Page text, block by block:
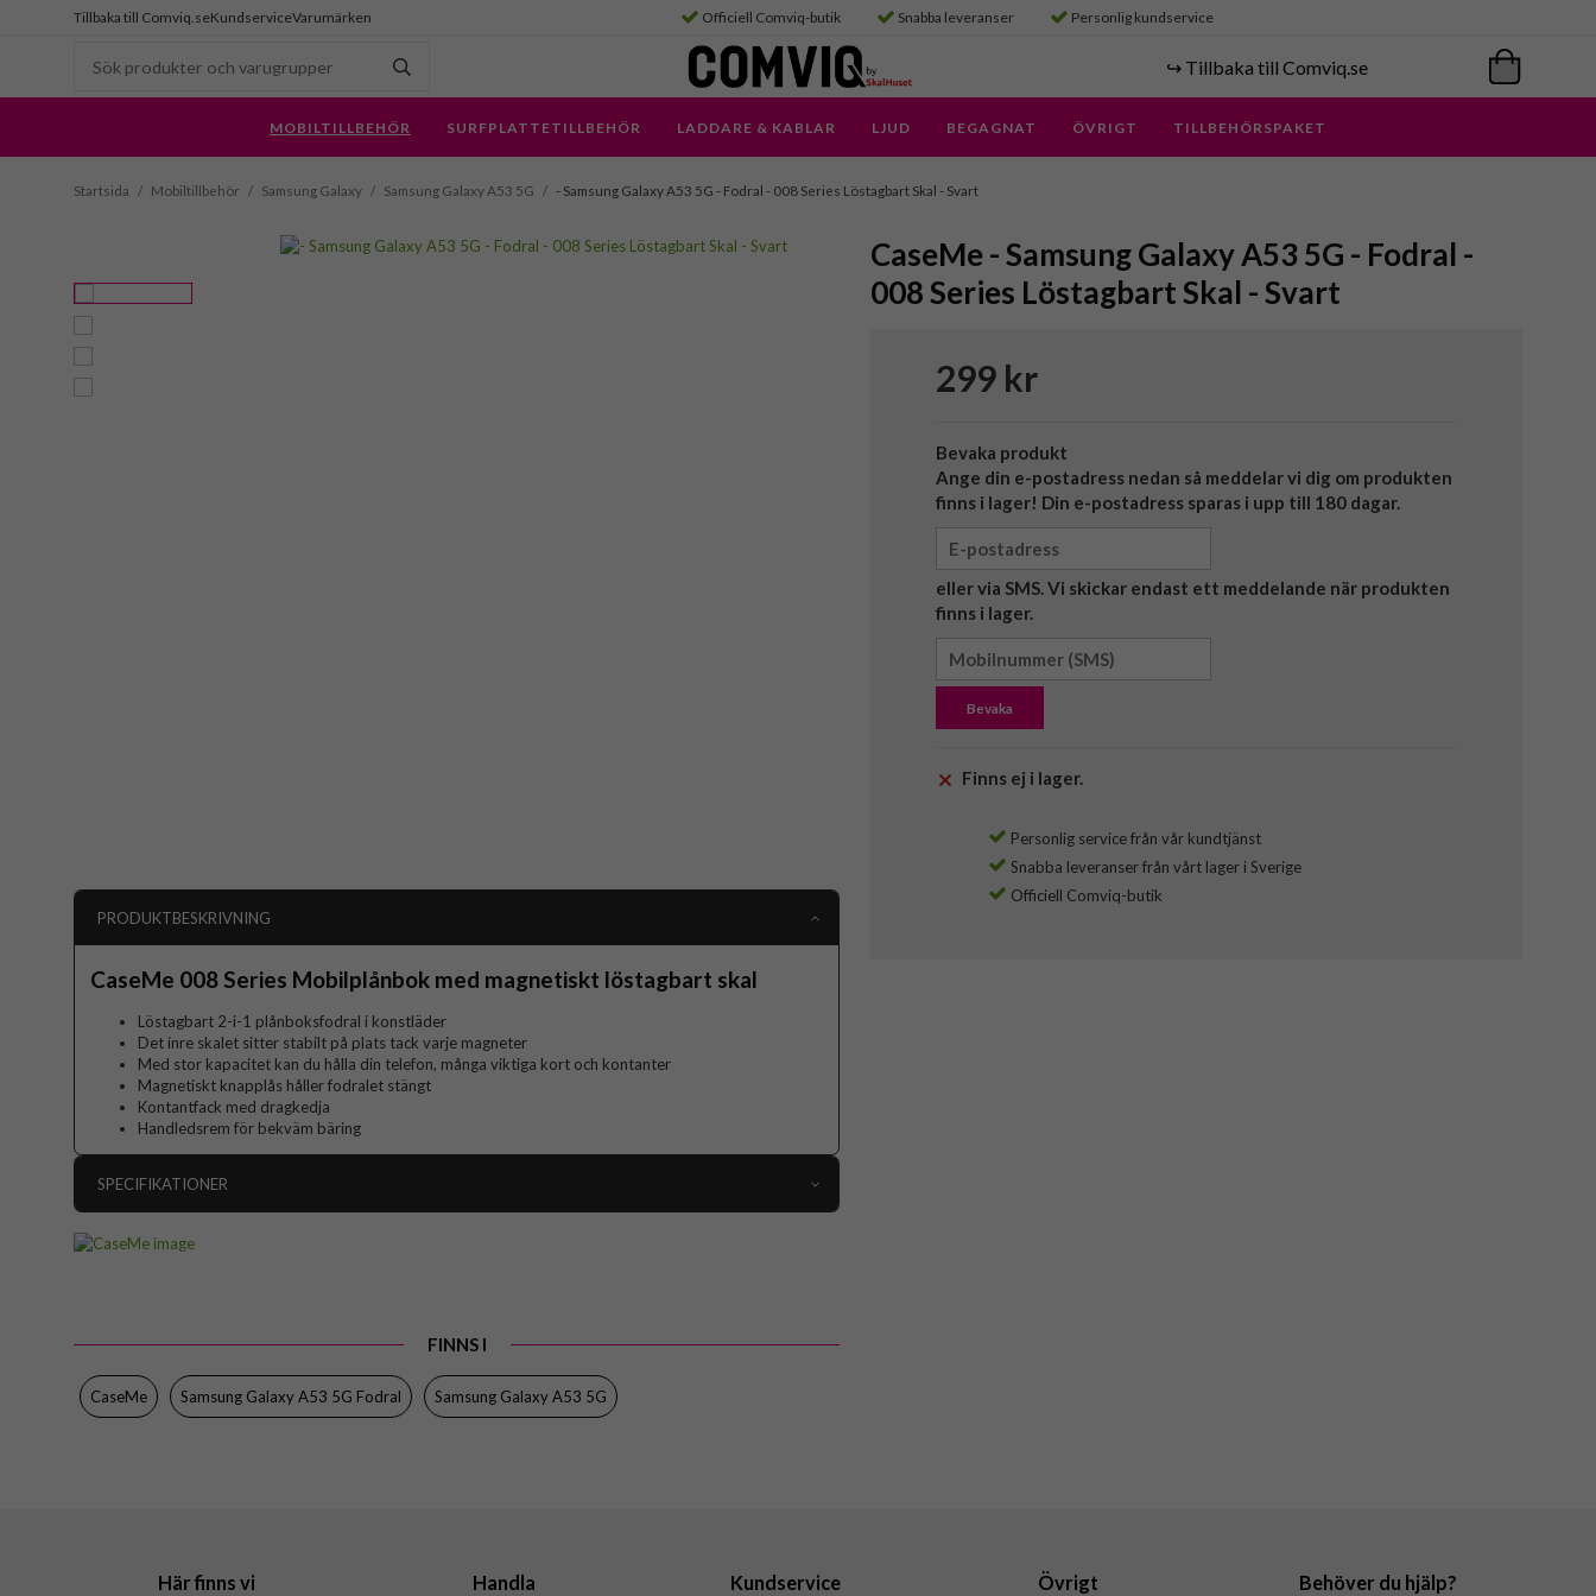
Tillbaka till Comviq.seKundserviceVarumärken Officiell Comviq-butik Snabba leveranser Personlig kundservice
↪️ Tillbaka till Comviq.se
MOBILTILLBEHÖR SURFPLATTETILLBEHÖR LADDARE & KABLAR LJUD BEGAGNAT ÖVRIGT TILLBEHÖRSPAKET
Startsida / Mobiltillbehör / Samsung Galaxy / Samsung Galaxy A53 5G / - Samsung Galaxy A53 5G - Fodral - 008 Series Löstagbart Skal - Svart
CaseMe - Samsung Galaxy A53 5G - Fodral -
008 Series Löstagbart Skal - Svart
299 kr
Bevaka produkt
Ange din e-postadress nedan så meddelar vi dig om produkten
finns i lager! Din e-postadress sparas i upp till 180 dagar.
eller via SMS. Vi skickar endast ett meddelande när produkten
finns i lager.
Bevaka
Finns ej i lager.
Personlig service från vår kundtjänst
Snabba leveranser från vårt lager i Sverige
Officiell Comviq-butik
PRODUKTBESKRIVNING
CaseMe 008 Series Mobilplånbok med magnetiskt löstagbart skal
Löstagbart 2-i-1 plånboksfodral i konstläder
Det inre skalet sitter stabilt på plats tack varje magneter
Med stor kapacitet kan du hålla din telefon, många viktiga kort och kontanter
Magnetiskt knapplås håller fodralet stängt
Kontantfack med dragkedja
Handledsrem för bekväm bäring
SPECIFIKATIONER
Egenskaper
Kortfack, Löstagbart skal, Magnetstängning
Färg
Material
FINNS I
CaseMe Samsung Galaxy A53 5G Fodral Samsung Galaxy A53 5G
Här finns vi Handla Kundservice Övrigt Behöver du hjälp?